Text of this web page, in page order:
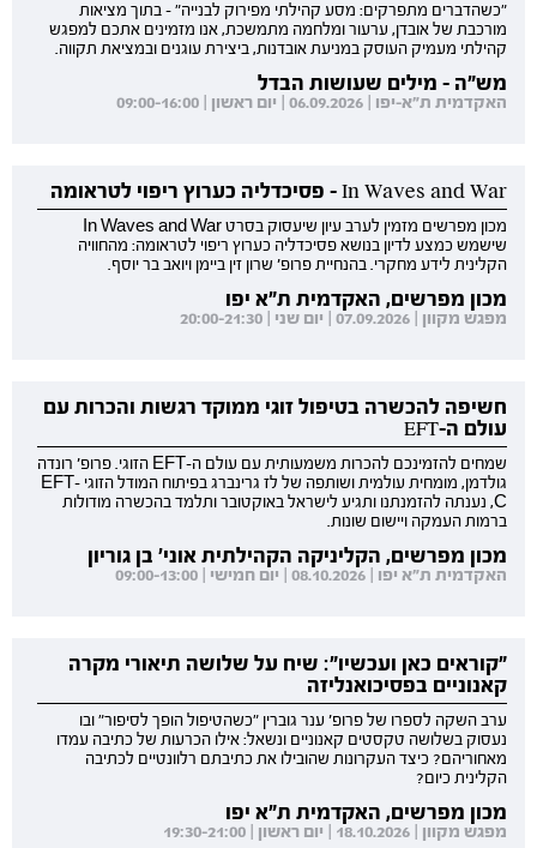
"כשהדברים מתפרקים: מסע קהילתי מפירוק לבנייה" - בתוך מציאות
מורכבת של אובדן, ערעור ומלחמה מתמשכת, אנו מזמינים אתכם למפגש
קהילתי מעמיק העוסק במניעת אובדנות, ביצירת עוגנים ובמציאת תקווה.
מש"ה - מילים שעושות הבדל
האקדמית ת"א-יפו | 06.09.2026 | יום ראשון | 09:00-16:00
In Waves and War - פסיכדליה כערוץ ריפוי לטראומה
מכון מפרשים מזמין לערב עיון שיעסוק בסרט In Waves and War
שישמש כמצע לדיון בנושא פסיכדליה כערוץ ריפוי לטראומה: מהחוויה
הקלינית לידע מחקרי. בהנחיית פרופ' שרון זין ביימן ויואב בר יוסף.
מכון מפרשים, האקדמית ת"א יפו
מפגש מקוון | 07.09.2026 | יום שני | 20:00-21:30
חשיפה להכשרה בטיפול זוגי ממוקד רגשות והכרות עם
עולם ה-EFT
שמחים להזמינכם להכרות משמעותית עם עולם ה-EFT הזוגי. פרופ' רונדה
גולדמן, מומחית עולמית ושותפה של לז גרינברג בפיתוח המודל הזוגי EFT-
C, נענתה להזמנתנו ותגיע לישראל באוקטובר ותלמד בהכשרה מודולות
ברמות העמקה ויישום שונות.
מכון מפרשים, הקליניקה הקהילתית אוני' בן גוריון
האקדמית ת"א יפו | 08.10.2026 | יום חמישי | 09:00-13:00
"קוראים כאן ועכשיו": שיח על שלושה תיאורי מקרה
קאנוניים בפסיכואנליזה
ערב השקה לספרו של פרופ' ענר גוברין "כשהטיפול הופך לסיפור" ובו
נעסוק בשלושה טקסטים קאנוניים ונשאל: אילו הכרעות של כתיבה עמדו
מאחוריהם? כיצד העקרונות שהובילו את כתיבתם רלוונטיים לכתיבה
הקלינית כיום?
מכון מפרשים, האקדמית ת"א יפו
מפגש מקוון | 18.10.2026 | יום ראשון | 19:30-21:00